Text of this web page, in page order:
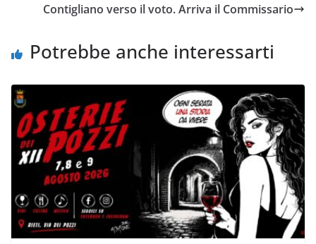
Contigliano verso il voto. Arriva il Commissario
Potrebbe anche interessarti